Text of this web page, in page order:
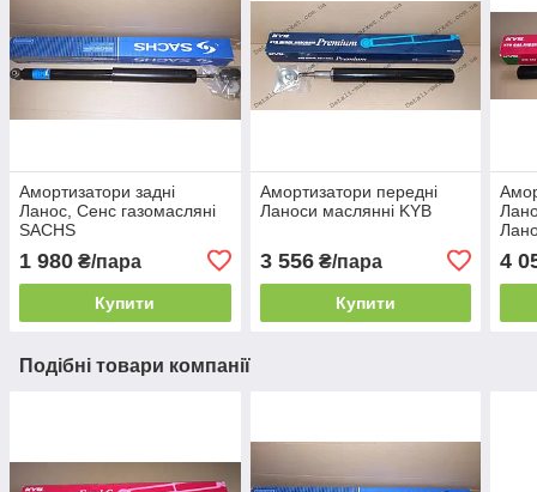
Амортизатори задні
Ланос, Сенс газомасляні
SACHS
1 980 ₴/пара
Купити
Амортизатори передні
Ланоси маслянні KYB
3 556₴/пара
Купити
4
Подібні товари компанії